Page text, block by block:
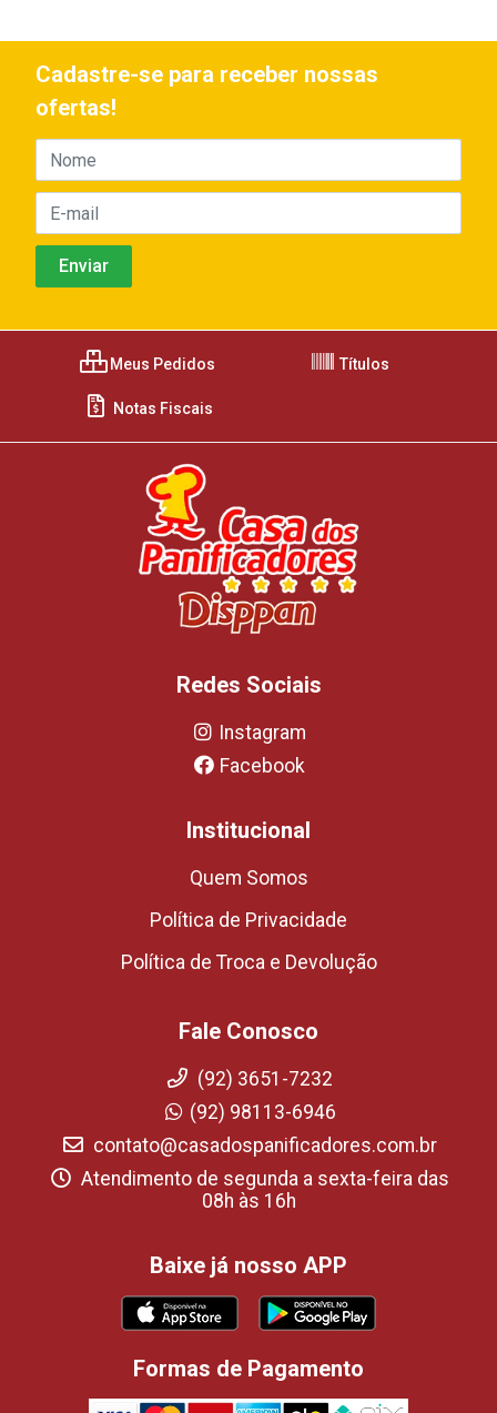
Cadastre-se para receber nossas
ofertas!
Meus Pedidos Títulos
Notas Fiscais
Redes Sociais
Instagram
Facebook
Institucional
Quem Somos
Política de Privacidade
Política de Troca e Devolução
Fale Conosco
(92) 3651-7232
(92) 98113-6946
contato@casadospanificadores.com.br
Atendimento de segunda a sexta-feira das
08h às 16h
Baixe já nosso APP
Formas de Pagamento